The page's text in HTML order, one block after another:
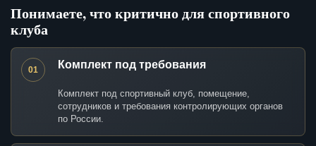
Понимаете, что критично для спортивного
клуба
01 Комплект под требования
Комплект под спортивный клуб, помещение,
сотрудников и требования контролирующих органов
по России.